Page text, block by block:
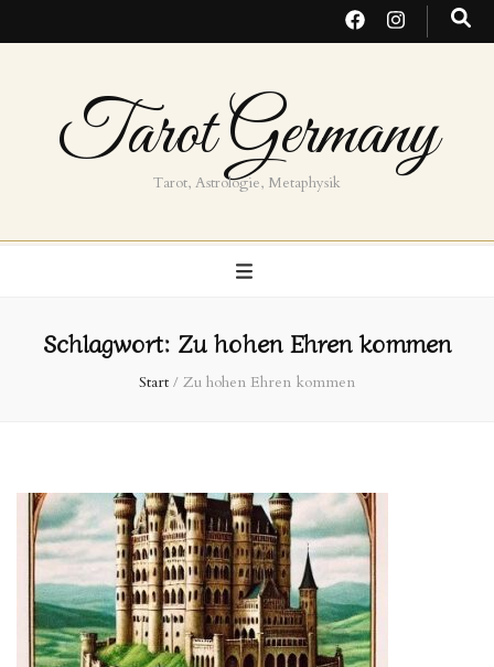
Tarot Germany
Tarot, Astrologie, Metaphysik
Schlagwort: Zu hohen Ehren kommen
Start / Zu hohen Ehren kommen